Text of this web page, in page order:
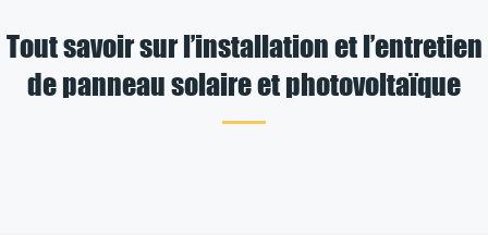
Tout savoir sur l’installation et l’entretien
de panneau solaire et photovoltaïque